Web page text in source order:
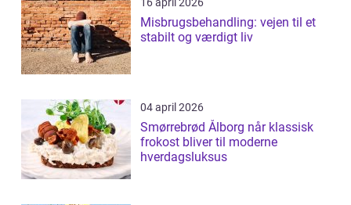
Misbrugsbehandling: vejen til et
stabilt og værdigt liv
04 april 2026
Smørrebrød Ålborg når klassisk
frokost bliver til moderne
hverdagsluksus